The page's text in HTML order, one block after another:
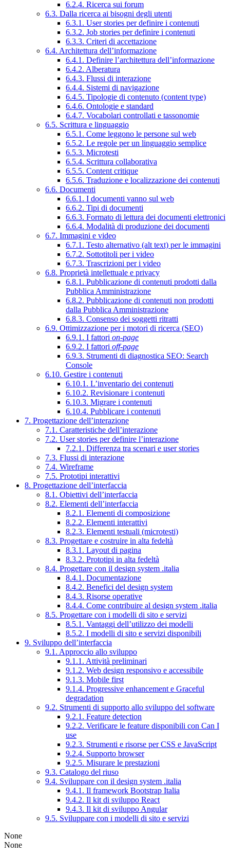
6.2.4. Ricerca sui forum
6.3. Dalla ricerca ai bisogni degli utenti
6.3.1. User stories per definire i contenuti
6.3.2. Job stories per definire i contenuti
6.3.3. Criteri di accettazione
6.4. Architettura dell’informazione
6.4.1. Definire l’architettura dell’informazione
6.4.2. Alberatura
6.4.3. Flussi di interazione
6.4.4. Sistemi di navigazione
6.4.5. Tipologie di contenuto (content type)
6.4.6. Ontologie e standard
6.4.7. Vocabolari controllati e tassonomie
6.5. Scrittura e linguaggio
6.5.1. Come leggono le persone sul web
6.5.2. Le regole per un linguaggio semplice
6.5.3. Microtesti
6.5.4. Scrittura collaborativa
6.5.5. Content critique
6.5.6. Traduzione e localizzazione dei contenuti
6.6. Documenti
6.6.1. I documenti vanno sul web
6.6.2. Tipi di documenti
6.6.3. Formato di lettura dei documenti elettronici
6.6.4. Modalità di produzione dei documenti
6.7. Immagini e video
6.7.1. Testo alternativo (alt text) per le immagini
6.7.2. Sottotitoli per i video
6.7.3. Trascrizioni per i video
6.8. Proprietà intellettuale e privacy
6.8.1. Pubblicazione di contenuti prodotti dalla
Pubblica Amministrazione
6.8.2. Pubblicazione di contenuti non prodotti
dalla Pubblica Amministrazione
6.8.3. Consenso dei soggetti ritratti
6.9. Ottimizzazione per i motori di ricerca (SEO)
6.9.1. I fattori on-page
6.9.2. I fattori off-page
6.9.3. Strumenti di diagnostica SEO: Search
Console
6.10. Gestire i contenuti
6.10.1. L’inventario dei contenuti
6.10.2. Revisionare i contenuti
6.10.3. Migrare i contenuti
6.10.4. Pubblicare i contenuti
7. Progettazione dell’interazione
7.1. Caratteristiche dell’interazione
7.2. User stories per definire l’interazione
7.2.1. Differenza tra scenari e user stories
7.3. Flussi di interazione
7.4. Wireframe
7.5. Prototipi interattivi
8. Progettazione dell’interfaccia
8.1. Obiettivi dell’interfaccia
8.2. Elementi dell’interfaccia
8.2.1. Elementi di composizione
8.2.2. Elementi interattivi
8.2.3. Elementi testuali (microtesti)
8.3. Progettare e costruire in alta fedeltà
8.3.1. Layout di pagina
8.3.2. Prototipi in alta fedeltà
8.4. Progettare con il design system .italia
8.4.1. Documentazione
8.4.2. Benefici del design system
8.4.3. Risorse operative
8.4.4. Come contribuire al design system .italia
8.5. Progettare con i modelli di sito e servizi
8.5.1. Vantaggi dell’utilizzo dei modelli
8.5.2. I modelli di sito e servizi disponibili
9. Sviluppo dell’interfaccia
9.1. Approccio allo sviluppo
9.1.1. Attività preliminari
9.1.2. Web design responsivo e accessibile
9.1.3. Mobile first
9.1.4. Progressive enhancement e Graceful
degradation
9.2. Strumenti di supporto allo sviluppo del software
9.2.1. Feature detection
9.2.2. Verificare le feature disponibili con Can I
use
9.2.3. Strumenti e risorse per CSS e JavaScript
9.2.4. Supporto browser
9.2.5. Misurare le prestazioni
9.3. Catalogo del riuso
9.4. Sviluppare con il design system .italia
9.4.1. Il framework Bootstrap Italia
9.4.2. Il kit di sviluppo React
9.4.3. Il kit di sviluppo Angular
9.5. Sviluppare con i modelli di sito e servizi
None
None